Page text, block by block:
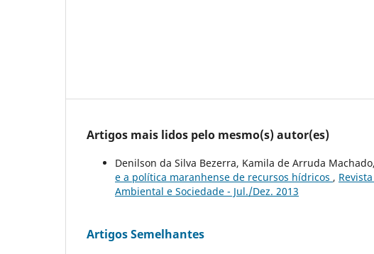
Artigos mais lidos pelo mesmo(s) autor(es)
Denilson da Silva Bezerra, Kamila de Arruda
e a política maranhense de recursos hídricos ,
Ambiental e Sociedade - Jul./Dez. 2013
Artigos Semelhantes